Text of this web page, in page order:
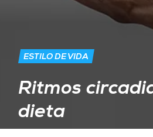
ESTILO DE VIDA
Ritmos
dieta